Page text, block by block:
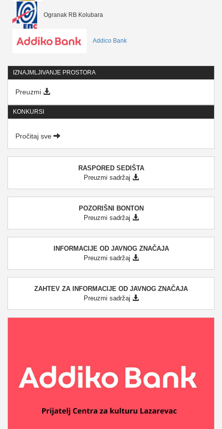
Ogranak RB Kolubara
Addico Bank
IZNAJMLJIVANJE PROSTORA
Preuzmi
KONKURSI
Pročitaj sve
RASPORED SEDIŠTA
Preuzmi sadržaj
POZORIŠNI BONTON
Preuzmi sadržaj
INFORMACIJE OD JAVNOG ZNAČAJA
Preuzmi sadržaj
ZAHTEV ZA INFORMACIJE OD JAVNOG ZNAČAJA
Preuzmi sadržaj